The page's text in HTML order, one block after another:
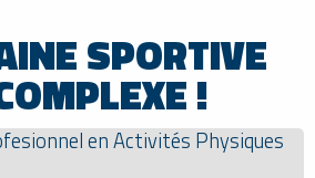
SPORTIVE
!
en Activités Physiques